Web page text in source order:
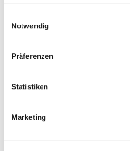
Notwendig
Präferenzen
Statistiken
Marketing
+49934358453